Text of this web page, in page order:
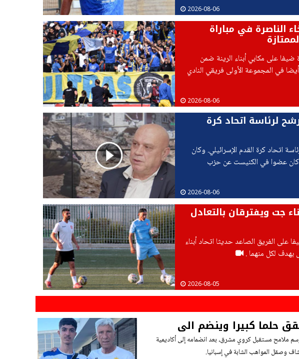
2026-08-06
الناصرة في مباراة
ضيفا على مكابي أبناء الرينة ضمن
في المجموعة الأولى فريقي النادي
2026-08-06
لرئاسة اتحاد كرة
اتحاد كرة القدم الإسرائيلي. وكان
عضوا في الكنيست عن حزب
2026-08-06
جت ويفترقان بالتعادل
الفريق الصاعد حديثا اتحاد أبناء
بهدف لكل منهما .
2026-08-05
حلما كبيرا وينضم الى
ملامح مستقبل كروي مشرق، بعد انضمامه إلى أكاديمية
وصقل المواهب الشابة في إسبانيا.